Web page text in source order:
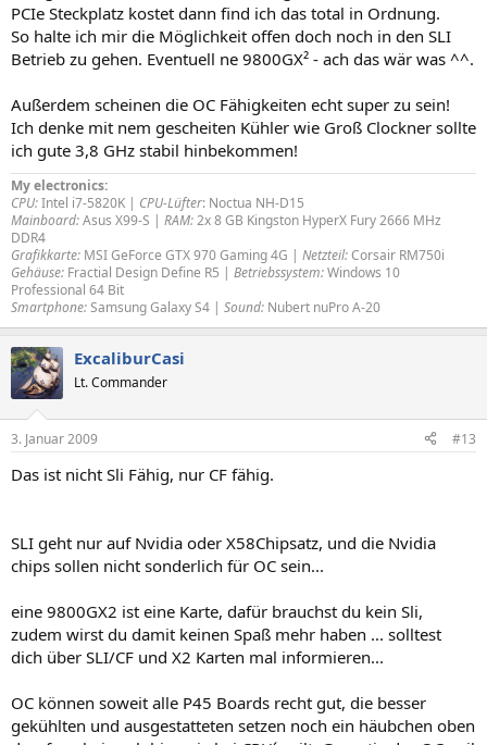
PCIe Steckplatz kostet dann find ich das total in Ordnung.
So halte ich mir die Möglichkeit offen doch noch in den SLI
Betrieb zu gehen. Eventuell ne 9800GX² - ach das wär was ^^.
Außerdem scheinen die OC Fähigkeiten echt super zu sein!
Ich denke mit nem gescheiten Kühler wie Groß Clockner sollte
ich gute 3,8 GHz stabil hinbekommen!
My electronics:
CPU:Intel i7-5820K | CPU-Lüfter: Noctua NH-D15
Mainboard:Asus X99-S | RAM:2x 8 GB Kingston HyperX Fury 2666 MHz
DDR4
Grafikkarte: MSI GeForce GTX 970 Gaming 4G | Netzteil:Corsair RM750i
Gehäuse: Fractial Design Define R5 | Betriebssystem:Windows 10
Professional 64 Bit
Smartphone:Samsung Galaxy S4 | Sound: Nubert nuPro A-20
ExcaliburCasi
Lt. Commander
3. Januar 2009 #13
Das ist nicht Sli Fähig, nur CF fähig.
SLI geht nur auf Nvidia oder X58Chipsatz, und die Nvidia
chips sollen nicht sonderlich für OC sein...
eine 9800GX2 ist eine Karte, dafür brauchst du kein Sli,
zudem wirst du damit keinen Spaß mehr haben ... solltest
dich über SLI/CF und X2 Karten mal informieren...
OC können soweit alle P45 Boards recht gut, die besser
gekühlten und ausgestatteten setzen noch ein häubchen oben